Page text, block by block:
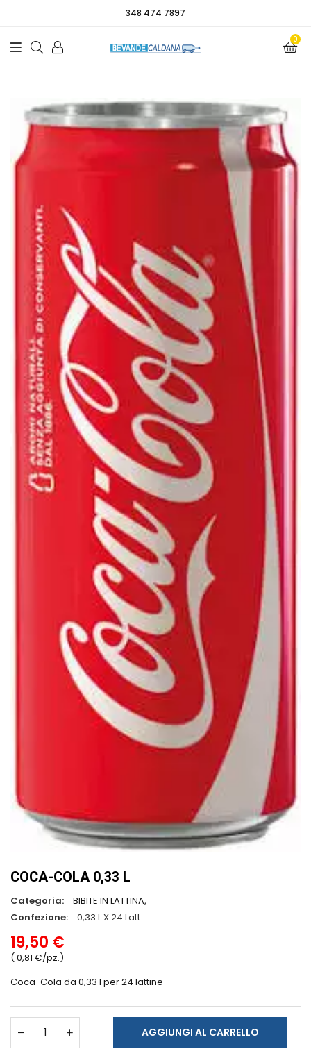
348 474 7897
0
COCA-COLA 0,33 L
Categoria:
BIBITE IN LATTINA,
Confezione:
0,33 L X 24 Latt.
19,50 €
( 0,81 €/pz.)
Coca-Cola da 0,33 l per 24 lattine
AGGIUNGI AL CARRELLO